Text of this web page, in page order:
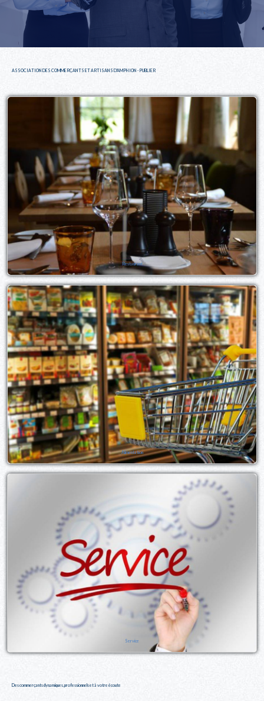
ASSOCIATION DES COMMERÇANTS ET ARTISANS D'AMPHION - PUBLIER
Restaurant
Alimentation
Service
Des commerçants dynamiques, professionnels et à votre écoute